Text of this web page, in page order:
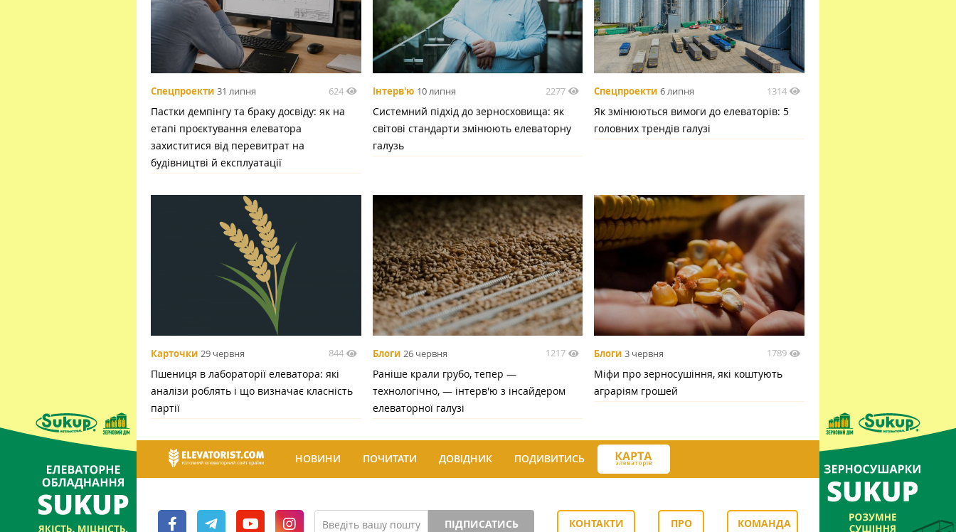
Спецпроекти 31 липня 624
Пастки демпінгу та браку досвіду: як на
етапі проєктування елеватора
захиститися від перевитрат на
будівництві й експлуатації
Інтерв'ю 10 липня 2277
Системний підхід до зерносховища: як
світові стандарти змінюють елеваторну
галузь
Спецпроекти 6 липня 1314
Як змінюються вимоги до елеваторів: 5
головних трендів галузі
Карточки 29 червня 844
Пшениця в лабораторії елеватора: які
аналізи роблять і що визначає класність
партії
Блоги 26 червня 1217
Раніше крали грубо, тепер —
технологічно, — інтерв'ю з інсайдером
елеваторної галузі
Блоги 3 червня 1789
Міфи про зерносушіння, які коштують
аграріям грошей
НОВИНИ ПОЧИТАТИ ДОВІДНИК ПОДИВИТИСЬ
ПІДПИСАТИСЬ КОНТАКТИ ПРО КОМАНДА